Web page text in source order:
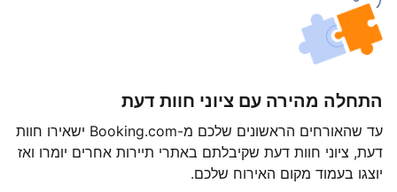
התחלה מהירה עם ציוני חוות דעת
עד שהאורחים הראשונים שלכם מ-Booking.com ישאירו חוות
דעת, ציוני חוות דעת שקיבלתם באתרי תיירות אחרים יומרו ואז
יוצגו בעמוד מקום האירוח שלכם.